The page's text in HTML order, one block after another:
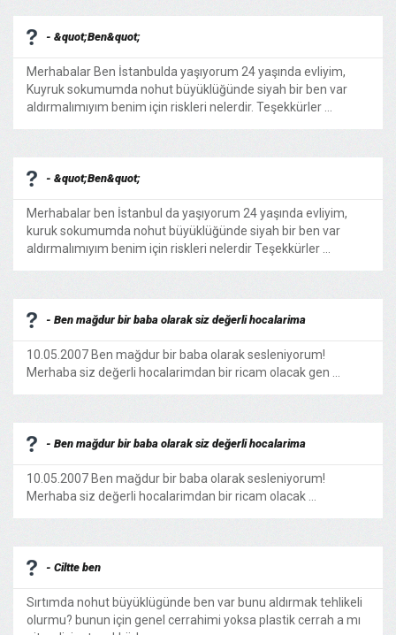
- &quot;Ben&quot;
Merhabalar Ben İstanbulda yaşıyorum 24 yaşında evliyim,
Kuyruk sokumumda nohut büyüklüğünde siyah bir ben var
aldırmalımıyım benim için riskleri nelerdir. Teşekkürler ...
- &quot;Ben&quot;
Merhabalar ben İstanbul da yaşıyorum 24 yaşında evliyim,
kuruk sokumumda nohut büyüklüğünde siyah bir ben var
aldırmalımıyım benim için riskleri nelerdir Teşekkürler ...
- Ben mağdur bir baba olarak siz değerli hocalarima
10.05.2007 Ben mağdur bir baba olarak sesleniyorum!
Merhaba siz değerli hocalarimdan bir ricam olacak gen ...
- Ben mağdur bir baba olarak siz değerli hocalarima
10.05.2007 Ben mağdur bir baba olarak sesleniyorum!
Merhaba siz değerli hocalarimdan bir ricam olacak ...
- Ciltte ben
Sırtımda nohut büyüklügünde ben var bunu aldırmak tehlikeli
olurmu? bunun için genel cerrahimi yoksa plastik cerrah a mı